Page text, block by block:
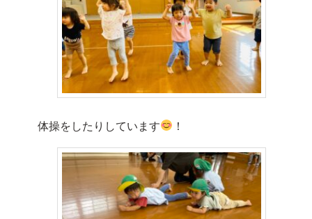
体操をしたりしています ！